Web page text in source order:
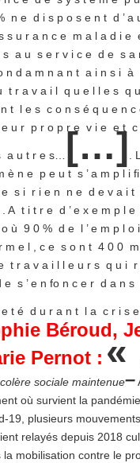
n e d i s p o s e n t d ’ a
s u r a n c e m a l a d i e
s a u s e r v i c e d e s a
n d a m n a n t a i n s i à
t r a v a i l q u e l l e s q u
t l e s c o n s é q u e n
u r p r o p r e v i e e t c
a u t r e s… […]
.
è n e p e u t s ’ a m p l i
e s i r i e n n e d e v a i t
. A t i t r e d ’ e x e m p l
o ù 9 0 % d e l ’ e m p l
m e l , c e s o n t 4 0 0 m
t r a v a i l l e u r s q u i r
e s ’ e n fo n c e r d a n
e t é d u r a n t l a c r i s
Béroud,
Pernot :
sociale maintenue–
où survient la
19, plusieurs
relayés depuis 2018
la mobilisation contre le